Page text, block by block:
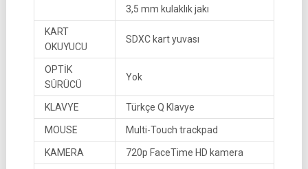
3,5 mm kulaklık jakı
KART
OKUYUCU
SDXC kart yuvası
OPTİK
SÜRÜCÜ
Yok
KLAVYE Türkçe Q Klavye
MOUSE Multi-Touch trackpad
KAMERA 720p FaceTime HD kamera